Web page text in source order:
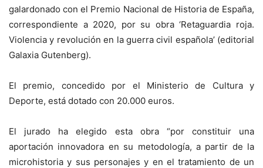
galardonado con el Premio Nacional de Historia de España,
correspondiente a 2020, por su obra ‘Retaguardia roja.
Violencia y revolución en la guerra civil española’ (editorial
Galaxia Gutenberg).
El premio, concedido por el Ministerio de Cultura y
Deporte, está dotado con 20.000 euros.
El jurado ha elegido esta obra “por constituir una
aportación innovadora en su metodología, a partir de la
microhistoria y sus personajes y en el tratamiento de un